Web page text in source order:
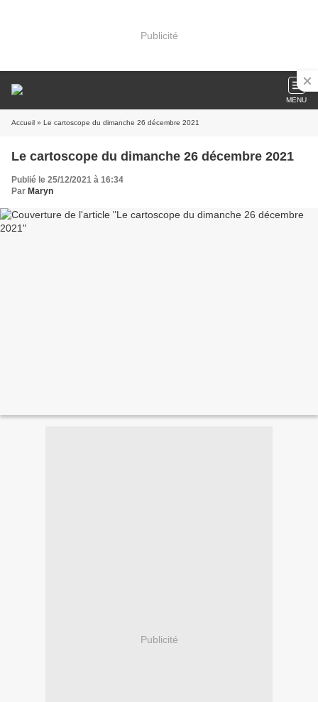
Publicité
MENU
Accueil » Le cartoscope du dimanche 26 décembre 2021
Le cartoscope du dimanche 26 décembre 2021
Publié le 25/12/2021 à 16:34
Par Maryn
Publicité